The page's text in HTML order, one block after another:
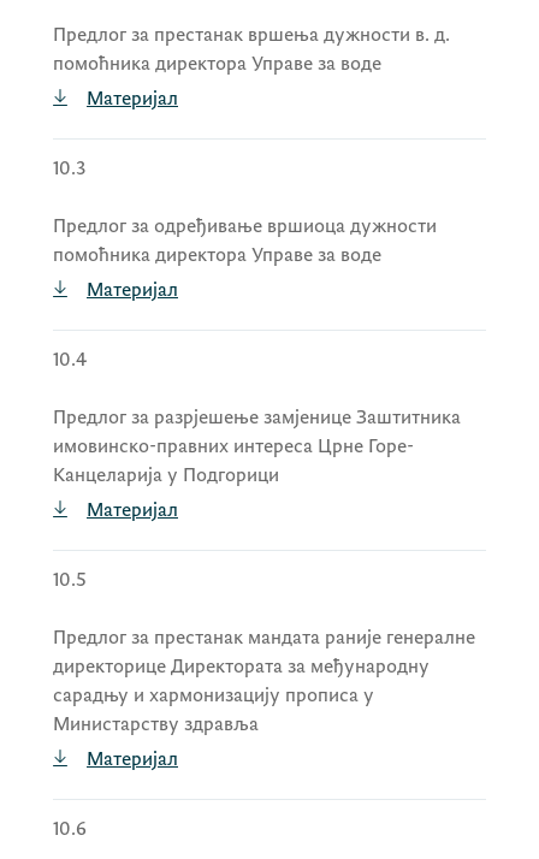
Директората за иновације и паметну
специјализацију у Министарству
просвјете, науке и иновација
Вујичић,
Савице Вујичићза вршитељку
дужности генералне директорице
Директората за иновације и паметну
просвјете, науке и иновација и
Мерсихе Адровићза предсједницу
Управног одбора Завода за јединствено
вјештачење инвалидитета и
Лазаревића
одбора.
Предлог за престанак вршења дужности в. д.
помоћника директора Управе за воде
Материјал
10.3
Предлог за одређивање вршиоца дужности
помоћника директора Управе за воде
Материјал
10.4
Предлог за разрјешење замјенице Заштитника
имовинско-правних интереса Црне Горе-
Канцеларија у Подгорици
Материјал
10.5
Предлог за престанак мандата раније генералне
директорице Директората за међународну
сарадњу и хармонизацију прописа у
Министарству здравља
Материјал
10.6